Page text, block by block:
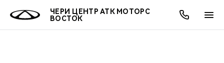
ЧЕРИ ЦЕНТР АТК МОТОРС
ВОСТОК